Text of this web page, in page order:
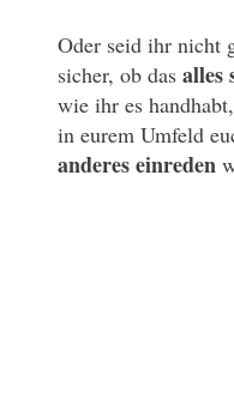
Oder seid ihr nicht
sicher, ob das alles
wie ihr es
in eurem Umfeld
anderes einreden